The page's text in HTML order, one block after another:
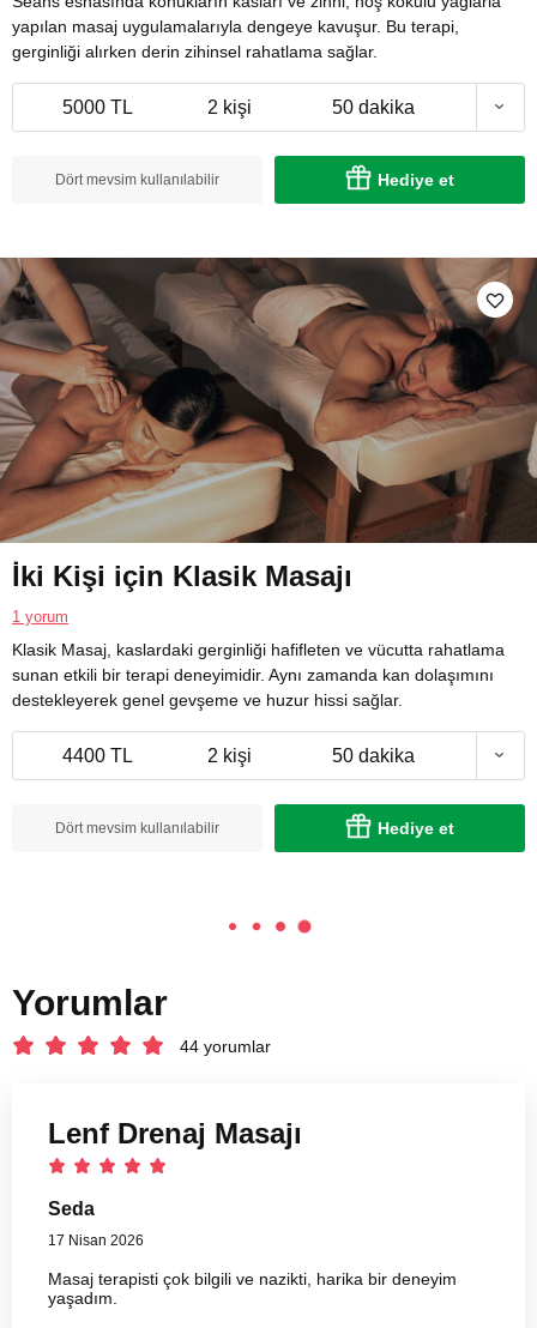
yapılan masaj uygulamalarıyla dengeye kavuşur. Bu terapi,
gerginliği alırken derin zihinsel rahatlama sağlar.
5000 TL 2 kişi 50 dakika
Dört mevsim kullanılabilir Hediye et
İki Kişi için Klasik Masajı
1 yorum
Klasik Masaj, kaslardaki gerginliği hafifleten ve vücutta rahatlama
sunan etkili bir terapi deneyimidir. Aynı zamanda kan dolaşımını
destekleyerek genel gevşeme ve huzur hissi sağlar.
4400 TL 2 kişi 50 dakika
Dört mevsim kullanılabilir Hediye et
Yorumlar
44 yorumlar
Lenf Drenaj Masajı
Seda
17 Nisan 2026
Masaj terapisti çok bilgili ve nazikti, harika bir deneyim
yaşadım.